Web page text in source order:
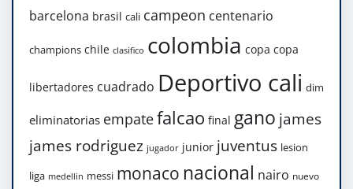
barcelona brasil cali campeon centenario
champions chile clasifico colombia copa copa
libertadores cuadrado Deportivo cali dim
eliminatorias empatefalcao final gano james
james rodriguez jugador junior juventus lesion
liga medellin messi monaco nacional nairo nuevo